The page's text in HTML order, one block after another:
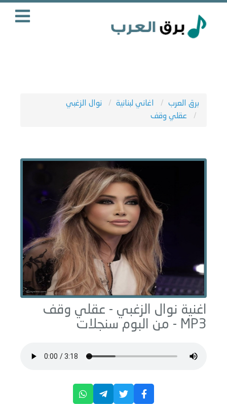
برق العرب اغاني لبنانية
نوال الزغبي
عقلي وقف
اغنية نوال الزغبي - عقلي وقف
MP3 - من البوم
سنجلات